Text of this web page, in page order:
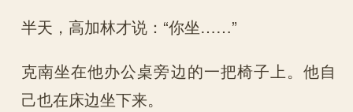
半天，高加林才说：“你坐……”
克南坐在他办公桌旁边的一把椅子上。他自
己也在床边坐下来。